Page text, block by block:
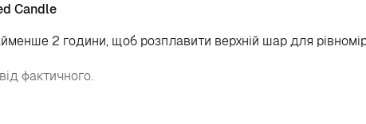
Candle
2 години, щоб розплавити верхній шар для
фактичного.